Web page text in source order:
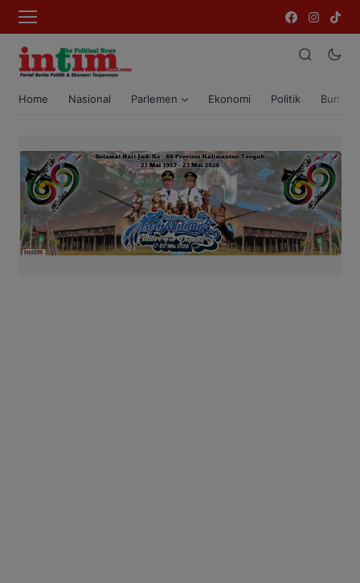
Home Nasional Parlemen Ekonomi Politik Bumi